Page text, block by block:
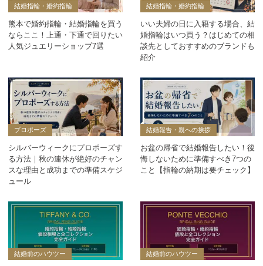
結婚指輪・婚約指輪
熊本で婚約指輪・結婚指輪を買う
ならここ！上通・下通で回りたい
人気ジュエリーショップ7選
結婚指輪・婚約指輪
いい夫婦の日に入籍する場合、結
婚指輪はいつ買う？はじめての相
談先としておすすめのブランドも
紹介
プロポーズ
シルバーウィークにプロポーズす
る方法｜秋の連休が絶好のチャン
スな理由と成功までの準備スケジ
ュール
結婚報告・親への挨拶
お盆の帰省で結婚報告したい！後
悔しないために準備すべき7つの
こと【指輪の納期は要チェック】
結婚前のハウツー 結婚前のハウツー